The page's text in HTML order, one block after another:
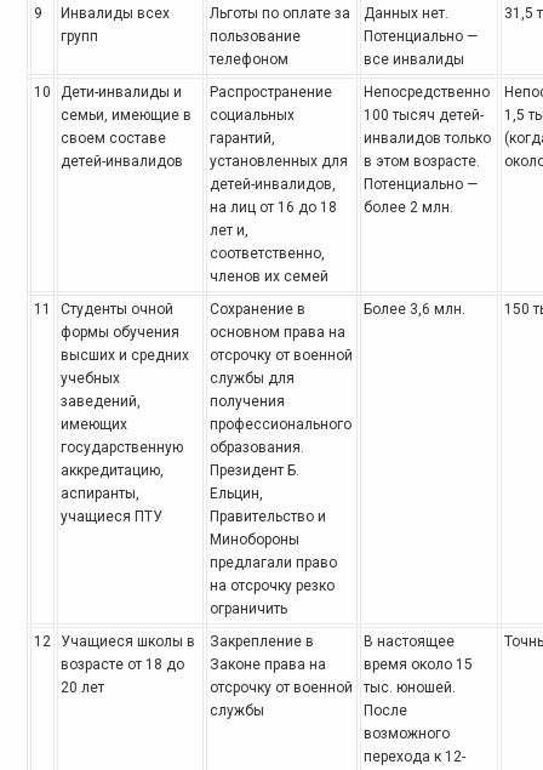
9
Инвалиды всех
групп
Льготы по оплатеза
пользование
телефоном
Данных нет.
Потенциально—
все инвалиды
31,5
10
Дети-инвалиды и
семьи, имеющие в
своем составе
детей-инвалидов
Распространение
социальных
гарантий,
установленных для
детей-инвалидов,
на лиц от 16 до 18
лет и,
соответственно,
членов их семей
Непосредственно
100 тысяч детей-
инвалидов только
в этом возрасте.
Потенциально —
более 2 млн.
1,5
11
Студенты очной
формы обучения
высших и средних
учебных
заведений,
имеющих
государственную
аккредитацию,
аспиранты,
учащиеся ПТУ
Сохранение в
основном права на
отсрочку от военной
службы для
получения
профессионального
образования.
Президент Б.
Ельцин,
Правительство и
Минобороны
предлагали право
на отсрочкурезко
ограничить
Более 3,6 млн. 150
12
Учащиеся школы в
возрасте от 18 до
20 лет
Закрепление в
Законеправа на
отсрочку от военной
службы
В настоящее
время около 15
тыс. юношей.
После
возможного
перехода к 12-